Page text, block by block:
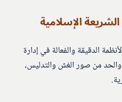
الإسلامية
الدقيقة والفعالة في إدارة
والحد من صور الغش والتدليس،